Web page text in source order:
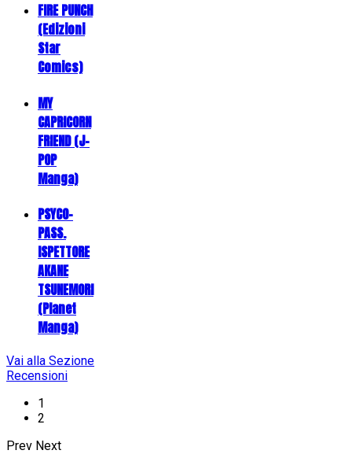
FIRE PUNCH
(Edizioni
Star
Comics)
MY
CAPRICORN
FRIEND (J-
POP
Manga)
PSYCO-
PASS.
ISPETTORE
AKANE
TSUNEMORI
(Planet
Manga)
Vai alla Sezione
Recensioni
1
2
Prev Next